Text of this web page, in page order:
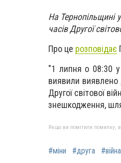
На Тернопільщині
часів Другої
Про це розповідає
"1 липня о 08:30 у
виявили виявлено
Другої світової
знешкодження,
Якщо ви помітили помилку,
#міни #друга #війна